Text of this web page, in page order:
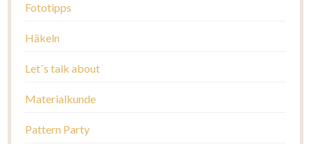
Fototipps
Häkeln
Let´s talk about
Materialkunde
Pattern Party